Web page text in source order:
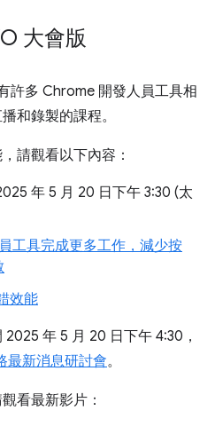
O 大會版
許多 Chrome 開發人員工具相
和錄製的課程。
請觀看以下內容：
年 5 月 20 日下午 3:30 (太
工具完成更多工作，減少按
效能
年 5 月 20 日下午 4:30，
最新消息研討會。
看最新影片：